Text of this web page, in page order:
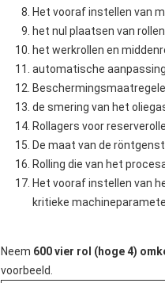
Het vooraf instellen van
het nul plaatsen van
het werkrollen en
automatische
de smering van het
Rollagers voor
De maat van de
Rolling die van het
Het vooraf instellen van
kritieke
Neem 600 vier rol (hoge 4)
voorbeeld.